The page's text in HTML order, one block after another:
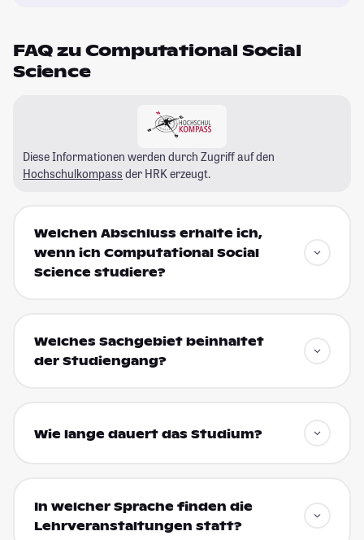
FAQ zu Computational Social
Science
Diese Informationen werden durch Zugriff auf den
Hochschulkompass der HRK erzeugt.
Welchen Abschluss erhalte ich,
wenn ich Computational Social
Science studiere?
Welches Sachgebiet beinhaltet
der Studiengang?
Wie lange dauert das Studium?
In welcher Sprache finden die
Lehrveranstaltungen statt?